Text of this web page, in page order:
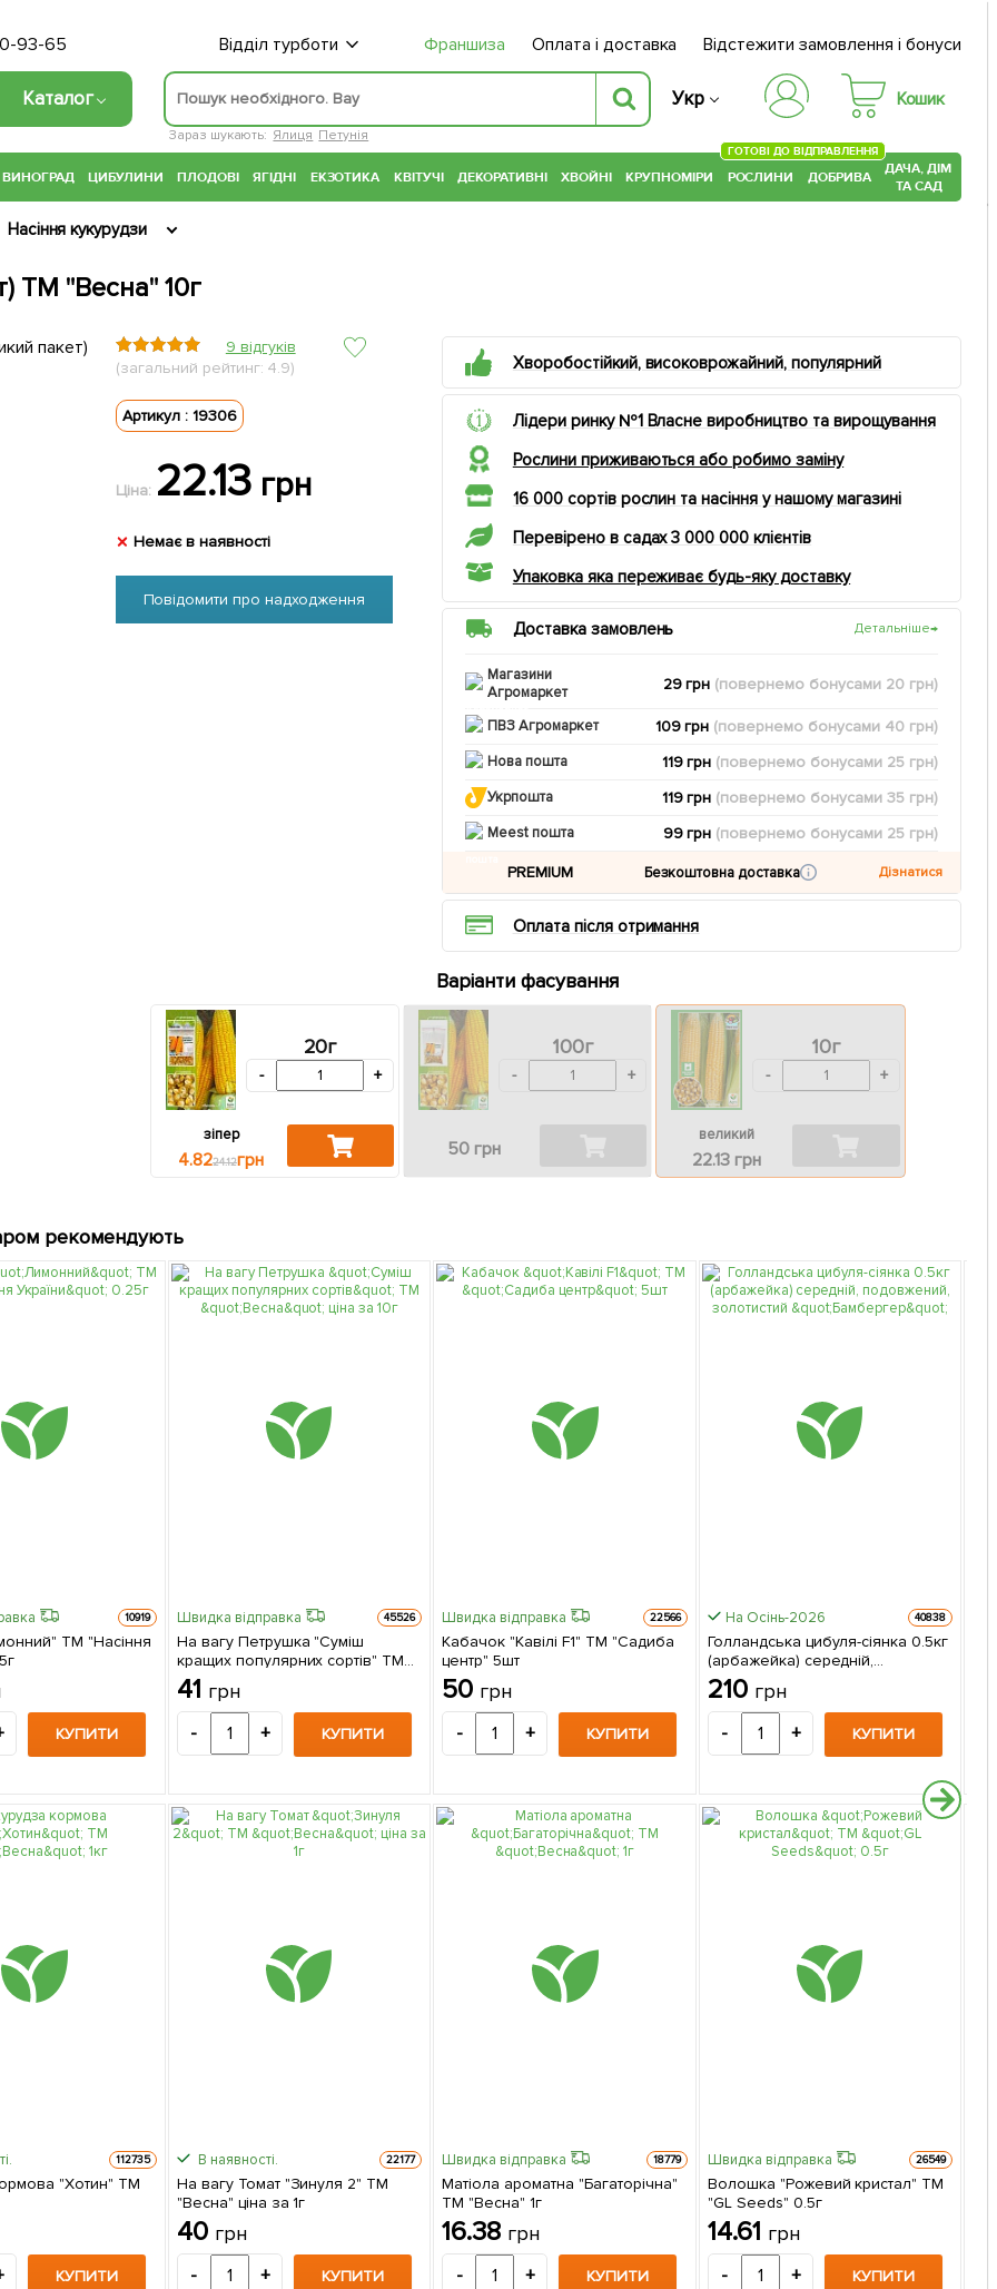
93-65 Відділ турботи Франшиза Оплата і доставка Відстежити замовлення і бонуси
Каталог
Зараз шукають: Ялиця Петунія
Укр Кошик
ВИНОГРАД ЦИБУЛИНИ ПЛОДОВІ ЯГІДНІ ЕКЗОТИКА КВІТУЧІ ДЕКОРАТИВНІ ХВОЙНІ КРУПНОМІРИ РОСЛИНИ
ГОТОВІ ДО ВІДПРАВЛЕННЯ
ДОБРИВА
ДАЧА, ДІМ
ТА САД
Насіння кукурудзи
ТМ "Весна" 10г
9 відгуків
(загальний рейтинг: 4.9)
Артикул : 19306
Ціна: 22.13 грн
Немає в наявності
Повідомити про надходження
Хворобостійкий, високоврожайний, популярний
Лідери ринку №1 Власне виробництво та вирощування
Рослини приживаються або робимо заміну
16 000 сортів рослин та насіння у нашому магазині
Перевірено в садах 3 000 000 клієнтів
Упаковка яка переживає будь-яку доставку
Доставка замовлень Детальніше→
Магазини
Агромаркет
29 грн (повернемо бонусами 20 грн)
ПВЗ Агромаркет 109 грн (повернемо бонусами 40 грн)
Нова пошта 119 грн (повернемо бонусами 25 грн)
Укрпошта 119 грн (повернемо бонусами35 грн)
Meest пошта 99 грн (повернемо бонусами 25 грн)
PREMIUM Безкоштовна доставка Дізнатися
Оплата після отримання
Варіанти фасування
20г
- +
зіпер
4.8224.12грн
100г
- +
50 грн
10г
- +
великий
22.13 грн
рекомендують
10919
ТМ "Насіння
КУПИТИ
Швидка відправка 45526
На вагу Петрушка "Суміш
кращих популярних сортів" ТМ
"Весна" ціна за 10г
41 грн
- + КУПИТИ
Швидка відправка 22566
Кабачок "Кавілі F1" ТМ "Садиба
центр" 5шт
50 грн
- + КУПИТИ
На Осінь-2026 40838
Голландська цибуля-сіянка 0.5кг
(арбажейка) середній,
подовжений, золотистий
"Бамбергер"
210 грн
- + КУПИТИ
112735
"Хотин" ТМ
КУПИТИ
В наявності. 22177
На вагу Томат "Зинуля 2" ТМ
"Весна" ціна за 1г
40 грн
- + КУПИТИ
Швидка відправка 18779
Матіола ароматна "Багаторічна"
ТМ "Весна" 1г
16.38 грн
- + КУПИТИ
Швидка відправка 26549
Волошка "Рожевий кристал" ТМ
"GL Seeds" 0.5г
14.61 грн
- + КУПИТИ